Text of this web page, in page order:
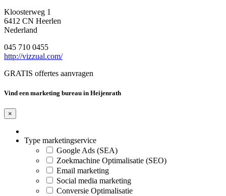
Kloosterweg 1
6412 CN Heerlen
Nederland
045 710 0455
http://vizzual.com/
GRATIS offertes aanvragen
Vind een marketing bureau in Heijenrath
×
Type marketingservice
Google Ads (SEA)
Zoekmachine Optimalisatie (SEO)
Email marketing
Social media marketing
Conversie Optimalisatie